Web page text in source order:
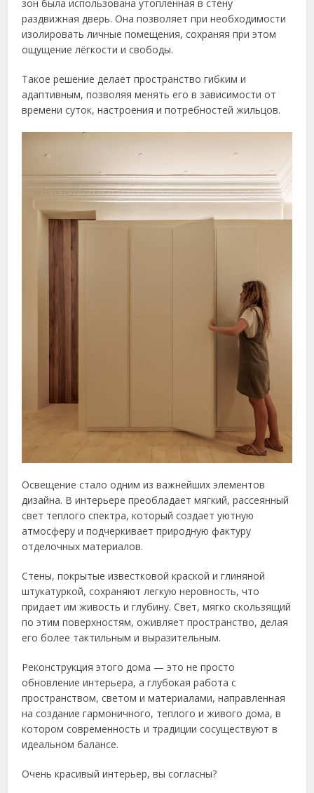
зон была использована утопленная в стену
раздвижная дверь. Она позволяет при необходимости
изолировать личные помещения, сохраняя при этом
ощущение лёгкости и свободы.
Такое решение делает пространство гибким и
адаптивным, позволяя менять его в зависимости от
времени суток, настроения и потребностей жильцов.
Освещение стало одним из важнейших элементов
дизайна. В интерьере преобладает мягкий, рассеянный
свет теплого спектра, который создает уютную
атмосферу и подчеркивает природную фактуру
отделочных материалов.
Стены, покрытые известковой краской и глиняной
штукатуркой, сохраняют легкую неровность, что
придает им живость и глубину. Свет, мягко скользящий
по этим поверхностям, оживляет пространство, делая
его более тактильным и выразительным.
Реконструкция этого дома — это не просто
обновление интерьера, а глубокая работа с
пространством, светом и материалами, направленная
на создание гармоничного, теплого и живого дома, в
котором современность и традиции сосуществуют в
идеальном балансе.
Очень красивый интерьер, вы согласны?